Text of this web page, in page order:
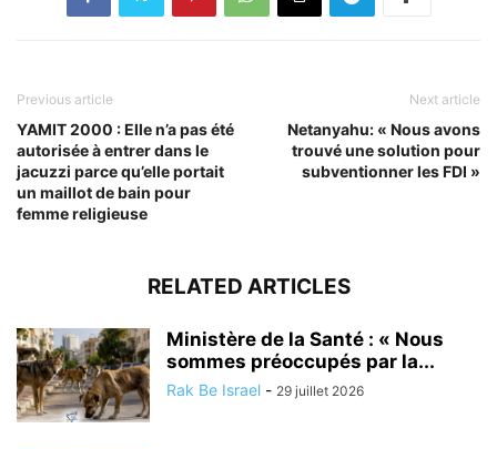
Previous article
YAMIT 2000 : Elle n’a pas été
autorisée à entrer dans le
jacuzzi parce qu’elle portait
un maillot de bain pour
femme religieuse
Next article
Netanyahu: « Nous avons
trouvé une solution pour
subventionner les FDI »
RELATED ARTICLES
Ministère de la Santé : « Nous
sommes préoccupés par la...
Rak Be Israel - 29 juillet 2026